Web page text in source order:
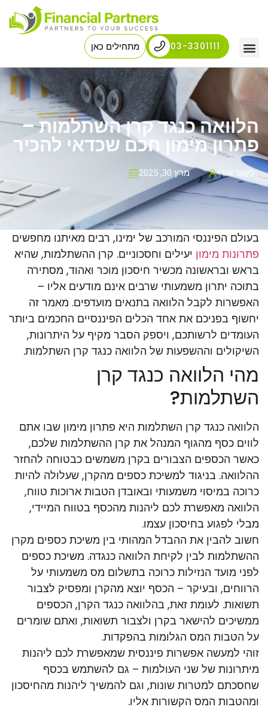
דף הבית
שירותים
בלוג
אודות
צור קשר
03-3301111 מתחילים כאן
הלוואה כנגד קרן השתלמות –
פתרון מימון חכם שכדאי להכיר
ליאור אורי מרץ 30, 2025
בעולם הפיננסי המורכב של ימינו, רבים מאיתנו מחפשים
פתרונות מימון יעילים וחסכוניים. קרן ההשתלמות, שהיא
בראש ובראשונה מכשיר חיסכון מוכר ואהוד, מסתירה
בתוכה יתרון משמעותי שרבים אינם מודעים אליו –
האפשרות לקבל הלוואה בתנאים מועדפים. מאמר זה
יחשוף בפניכם את אחד הכלים הפיננסיים החכמים ביותר
העומדים לרשותכם, ויספק הסבר מקיף על היתרונות,
השיקולים וההשפעות של הלוואה כנגד קרן השתלמות.
מהי הלוואה כנגד קרן
השתלמות?
הלוואה כנגד קרן השתלמות היא פתרון מימון שבו אתם
לווים כסף מהגוף המנהל את קרן ההשתלמות שלכם,
כאשר הכספים הצבורים בקרן משמשים כבטוחה להחזר
ההלוואה. בניגוד למשיכת כספים מהקרן, שעלולה להיות
כרוכה במיסוי משמעותי ובאובדן הטבות ארוכות טווח,
הלוואה מאפשרת לכם ליהנות מהכסף בטווח המיידי,
מבלי לפגוע בחיסכון עצמו.
חשוב להבין את ההבדל המהותי בין משיכת כספים מקרן
ההשתלמות לבין לקיחת הלוואה כנגדה. משיכת כספים
לפני מועד הנזילות כרוכה בתשלום מס משמעותי על
הרווחים, ובעיקר – הכסף יוצא מהקרן ומפסיק לצבור
תשואות. לעומת זאת, בהלוואה כנגד הקרן, הכספים
ממשיכים להישאר בקרן ולצבור תשואות, ואתם שומרים
על הטבות המס הגלומות בהפקדות.
זוהי למעשה אפשרות פיננסית שמאפשרת לכם ליהנות
מיתרונות של שני העולמות – גם להשתמש בכסף
שחסכתם למטרות שונות, וגם להמשיך ליהנות מהחיסכון
ומהטבות המס הקשורות אליו.